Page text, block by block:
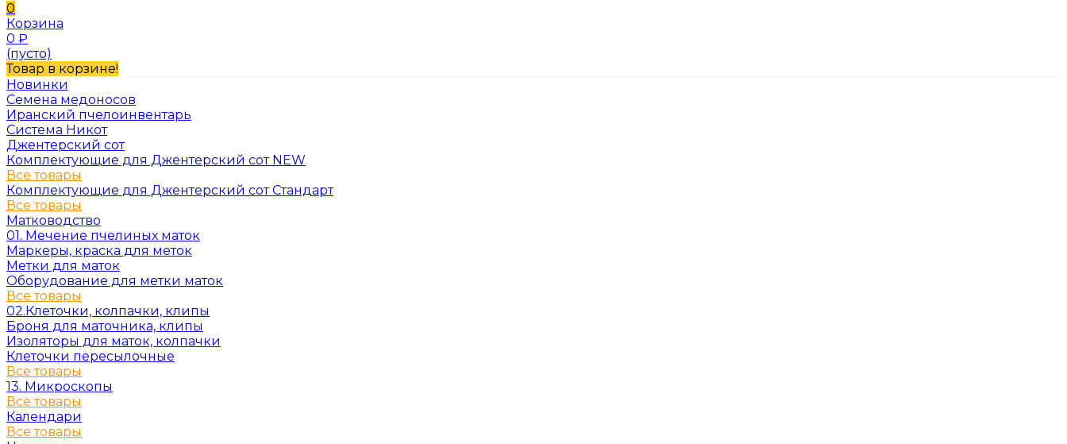
0
Корзина
0 ₽
(пусто)
Товар в корзине!
Новинки
Семена медоносов
Иранский пчелоинвентарь
Система Никот
Джентерский сот
Комплектующие для Джентерский сот NEW
Все товары
Комплектующие для Джентерский сот Стандарт
Все товары
Матководство
01. Мечение пчелиных маток
Маркеры, краска для меток
Метки для маток
Оборудование для метки маток
Все товары
02.Клеточки, колпачки, клипы
Броня для маточника, клипы
Изоляторы для маток, колпачки
Клеточки пересылочные
Все товары
13. Микроскопы
Все товары
Календари
Все товары